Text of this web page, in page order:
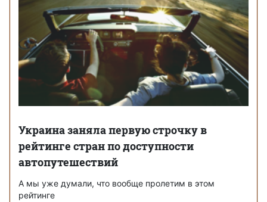
Украина заняла первую строчку в
рейтинге стран по доступности
автопутешествий
А мы уже думали, что вообще пролетим в этом
рейтинге